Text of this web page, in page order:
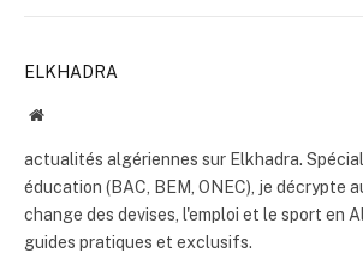
ELKHADRA
Website
actualités algériennes sur Elkhadra.
éducation (BAC, BEM, ONEC), je décrypte
change des devises, l'emploi et le sport en
guides pratiques et exclusifs.